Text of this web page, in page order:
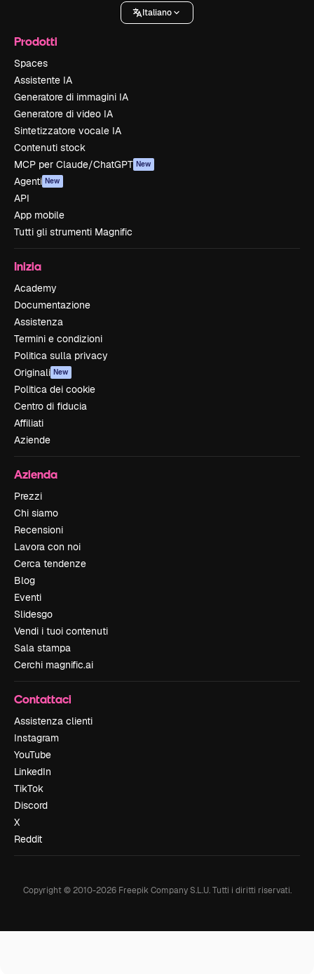
Italiano
Prodotti
Spaces
Assistente IA
Generatore di immagini IA
Generatore di video IA
Sintetizzatore vocale IA
Contenuti stock
MCP per Claude/ChatGPT New
Agenti New
API
App mobile
Tutti gli strumenti Magnific
Inizia
Academy
Documentazione
Assistenza
Termini e condizioni
Politica sulla privacy
Originali New
Politica dei cookie
Centro di fiducia
Affiliati
Aziende
Azienda
Prezzi
Chi siamo
Recensioni
Lavora con noi
Cerca tendenze
Blog
Eventi
Slidesgo
Vendi i tuoi contenuti
Sala stampa
Cerchi magnific.ai
Contattaci
Assistenza clienti
Instagram
YouTube
LinkedIn
TikTok
Discord
X
Reddit
Copyright © 2010-2026Freepik Company S.L.U. Tutti i diritti riservati.